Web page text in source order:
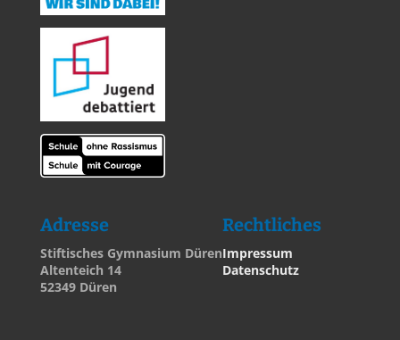
Adresse
Stiftisches Gymnasium Düren
Altenteich 14
52349 Düren
Rechtliches
Impressum
Datenschutz